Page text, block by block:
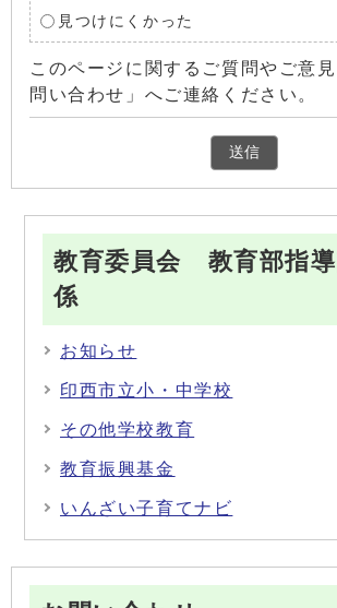
見つけにくかった
このページに関するご質問やご意
問い合わせ」へご連絡ください。
教育委員会 教育部指
係
お知らせ
印西市立小・中学校
その他学校教育
教育振興基金
いんざい子育てナビ